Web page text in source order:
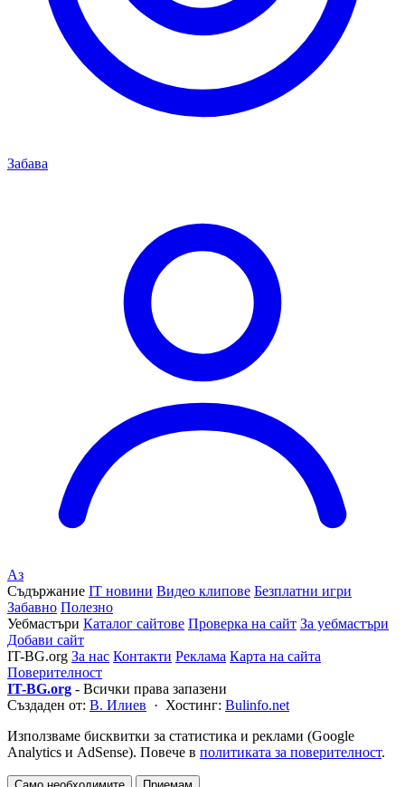
Забава
Аз
Съдържание IT новини Видео клипове Безплатни игри
Забавно Полезно
Уебмастъри Каталог сайтове Проверка на сайт За уебмастъри
Добави сайт
IT-BG.org За нас Контакти Реклама Карта на сайта
Поверителност
IT-BG.org - Всички права запазени
Създаден от: В. Илиев · Хостинг: Bulinfo.net
Използваме бисквитки за статистика и реклами (Google
Analytics и AdSense). Повече в политиката за поверителност.